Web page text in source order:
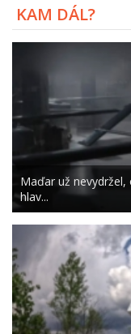
KAM DÁL?
Maďar už
hlav...